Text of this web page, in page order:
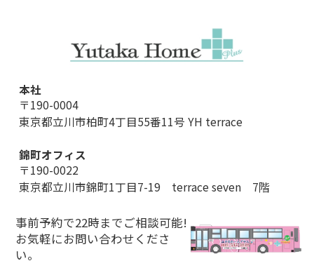
本社
〒190-0004
東京都立川市柏町4丁目55番11号 YH terrace
錦町オフィス
〒190-0022
東京都立川市錦町1丁目7-19 terrace seven 7階
事前予約で22時までご相談可能!
お気軽にお問い合わせくださ
い。